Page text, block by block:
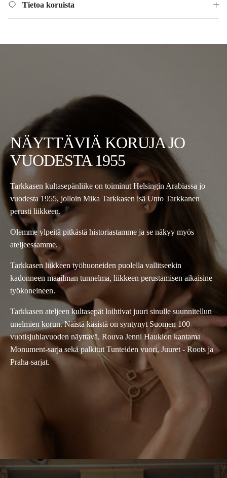
Tietoa koruista
NÄYTTÄVIÄ KORUJA JO
VUODESTA 1955
Tarkkasen kultasepänliike on toiminut Helsingin Arabiassa jo
vuodesta 1955, jolloin Mika Tarkkasen isä Unto Tarkkanen
perusti liikkeen.
Olemme ylpeitä pitkästä historiastamme ja se näkyy myös
ateljeessamme.
Tarkkasen liikkeen työhuoneiden puolella vallitseekin
kadonneen maailman tunnelma, liikkeen perustamisen aikaisine
työkoneineen.
Tarkkasen ateljeen kultasepät loihtivat juuri sinulle suunnitellun
unelmien korun. Näistä käsistä on syntynyt Suomen 100-
vuotisjuhlavuoden näyttävä, Rouva Jenni Haukion kantama
Monument-sarja sekä palkitut Tunteiden vuori, Juuret - Roots ja
Praha-sarjat.